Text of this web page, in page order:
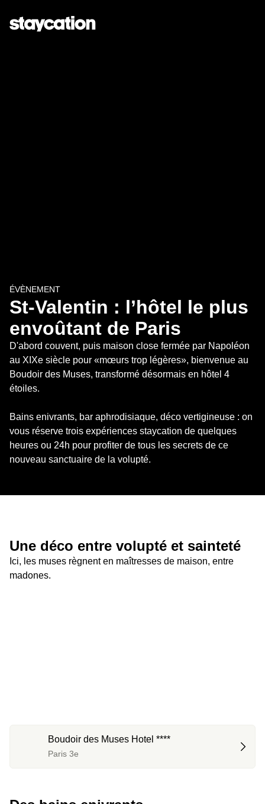
ÉVÈNEMENT
St-Valentin : l’hôtel le plus
envoûtant de Paris
D'abord couvent, puis maison close fermée par Napoléon
au XIXe siècle pour «mœurs trop légères», bienvenue au
Boudoir des Muses, transformé désormais en hôtel 4
étoiles.
Bains enivrants, bar aphrodisiaque, déco vertigineuse : on
vous réserve trois expériences staycation de quelques
heures ou 24h pour profiter de tous les secrets de ce
nouveau sanctuaire de la volupté.
Une déco entre volupté et sainteté
Ici, les muses règnent en maîtresses de maison, entre
madones.
Boudoir des Muses Hotel ****
Paris 3e